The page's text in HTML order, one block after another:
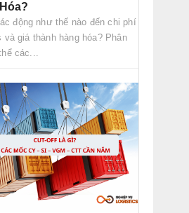
động như thế nào đến chi phí
và giá thành hàng hóa? Phân
các...